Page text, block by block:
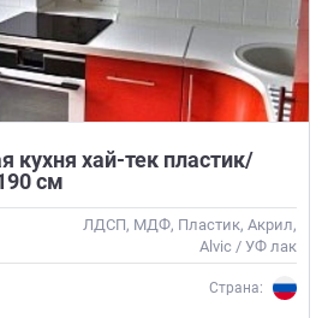
кухня хай-тек пластик/
см
ЛДСП, МДФ, Пластик, Акрил,
Alvic / УФ лак
Страна: